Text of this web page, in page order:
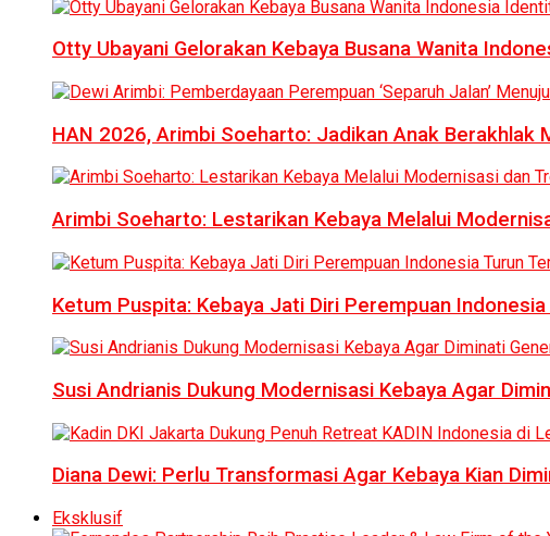
Otty Ubayani Gelorakan Kebaya Busana Wanita
HAN 2026, Arimbi Soeharto: Jadikan Anak Berakhlak
Arimbi Soeharto: Lestarikan Kebaya Melalui
Ketum Puspita: Kebaya Jati Diri Perempuan
Susi Andrianis Dukung Modernisasi Kebaya Agar
Diana Dewi: Perlu Transformasi Agar Kebaya Kian
Eksklusif